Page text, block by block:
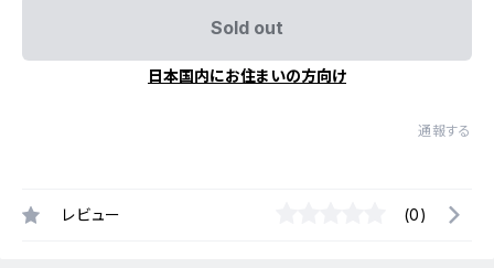
Sold out
日本国内にお住まいの方向け
通報する
レビュー (0)